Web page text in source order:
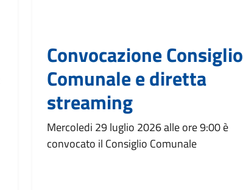
Convocazione Consiglio
Comunale e diretta
streaming
Mercoledi 29 luglio 2026 alle ore 9:00 è
convocato il Consiglio Comunale